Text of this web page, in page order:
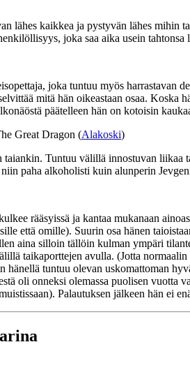
lähes kaikkea ja pystyvän lähes mihin
joka saa aika usein tahtonsa
joka tuntuu myös harrastavan
mitä hän oikeastaan osaa.
päätelleen hän on kotoisin
Great Dragon (Alakoski)
Tuntuu välillä innostuvan
paha alkoholisti kuin alunperin
rääsyissä ja kantaa mukanaan
että omille). Suurin osa hänen
aina silloin tällöin kulman ympäri
taikaporttejen avulla. (Jotta
hänellä tuntuu olevan uskomattoman
oli onneksi olemassa puolisen
Palautuksen jälkeen hän ei